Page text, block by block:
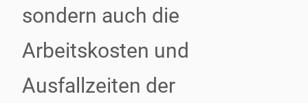
sondern auch die
Arbeitskosten und
Ausfallzeiten der